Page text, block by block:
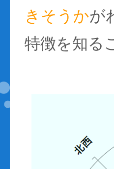
きそうかが
特徴を知る